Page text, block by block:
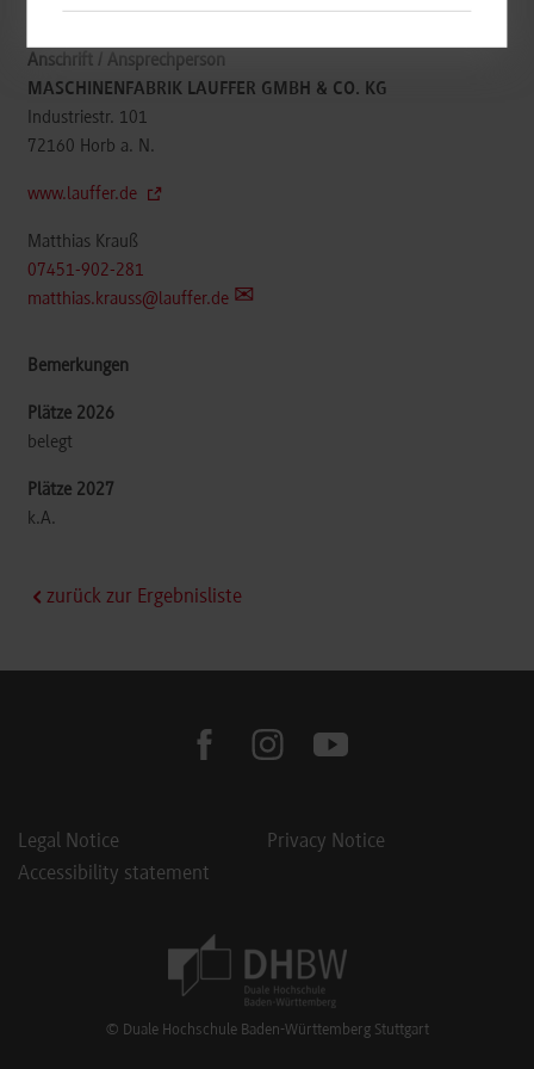
Maschinenbau / Konstruktion und Entwicklung
MASCHINENFABRIK LAUFFER GMBH & CO. KG
Industriestr. 101
72160 Horb a. N.
www.lauffer.de
Matthias Krauß
07451-902-281
matthias.krauss@lauffer.de
belegt
k.A.
zurück zur Ergebnisliste
Footer Meta Navigation
facebookinstagramyoutube
Legal Notice
Privacy Notice
Accessibility statement
© Duale Hochschule Baden-Württemberg Stuttgart